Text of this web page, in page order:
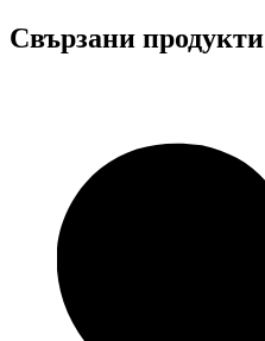
Свързани продукти